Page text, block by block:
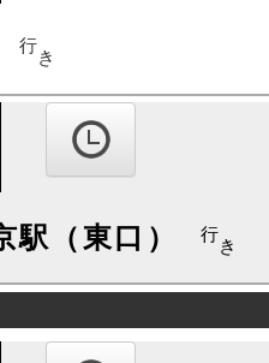
行き
（東口） 行き